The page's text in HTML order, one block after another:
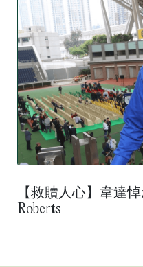
【救贖人心】韋達
Roberts
【出戰東瀛】識價盃